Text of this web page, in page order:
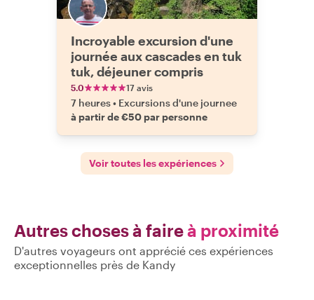
Incroyable excursion d'une
journée aux cascades en tuk
tuk, déjeuner compris
5.0 17 avis
7 heures• Excursions d'une journee
à partir de €50 par personne
Voir toutes les expériences
Autres choses à faireà proximité
D'autres voyageurs ont apprécié ces expériences
exceptionnelles près de Kandy